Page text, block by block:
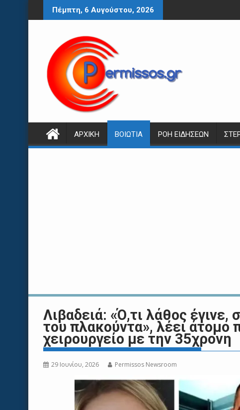
Περάστε
στο
Πέμπτη, 6 Αυγούστου, 2026
ΑΡΧΙΚΉ ΒΟΙΩΤΊΑ ΡΟΉ ΕΙΔΉΣΕΩΝ
Λιβαδειά: «Ό,τι λάθος
του πλακούντα», λέει άτομο
χειρουργείο με την 35χρονη
29 Ιουνίου, 2026 Permissos Newsroom